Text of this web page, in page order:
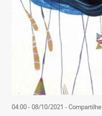
04:00 - 08/10/2021 - Compartilhe